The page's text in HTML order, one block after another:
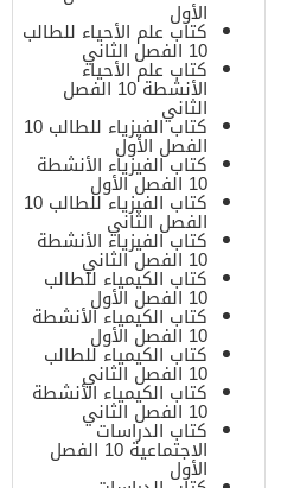
الأول
كتاب علم الأحياء للطالب
10 الفصل الثاني
كتاب علم الأحياء
الأنشطة 10 الفصل
الثاني
كتاب الفيزياء للطالب 10
الفصل الأول
كتاب الفيزياء الأنشطة
10 الفصل الأول
كتاب الفيزياء للطالب 10
الفصل الثاني
كتاب الفيزياء الأنشطة
10 الفصل الثاني
كتاب الكيمياء للطالب
10 الفصل الأول
كتاب الكيمياء الأنشطة
10 الفصل الأول
كتاب الكيمياء للطالب
10 الفصل الثاني
كتاب الكيمياء الأنشطة
10 الفصل الثاني
كتاب الدراسات
الاجتماعية 10 الفصل
الأول